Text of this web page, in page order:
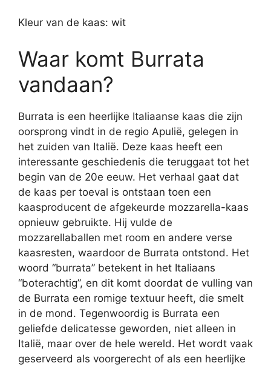
Kleur van de kaas: wit
Waar komt Burrata
vandaan?
Burrata is een heerlijke Italiaanse kaas die zijn
oorsprong vindt in de regio Apulië, gelegen in
het zuiden van Italië. Deze kaas heeft een
interessante geschiedenis die teruggaat tot het
begin van de 20e eeuw. Het verhaal gaat dat
de kaas per toeval is ontstaan toen een
kaasproducent de afgekeurde mozzarella-kaas
opnieuw gebruikte. Hij vulde de
mozzarellaballen met room en andere verse
kaasresten, waardoor de Burrata ontstond. Het
woord “burrata” betekent in het Italiaans
“boterachtig”, en dit komt doordat de vulling van
de Burrata een romige textuur heeft, die smelt
in de mond. Tegenwoordig is Burrata een
geliefde delicatesse geworden, niet alleen in
Italië, maar over de hele wereld. Het wordt vaak
geserveerd als voorgerecht of als een heerlijke